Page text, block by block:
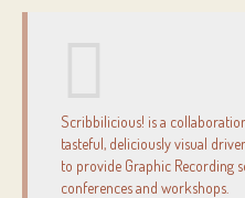
Scribbilicious! is a
tasteful, deliciously visual
to provide Graphic Recording
conferences and workshops.